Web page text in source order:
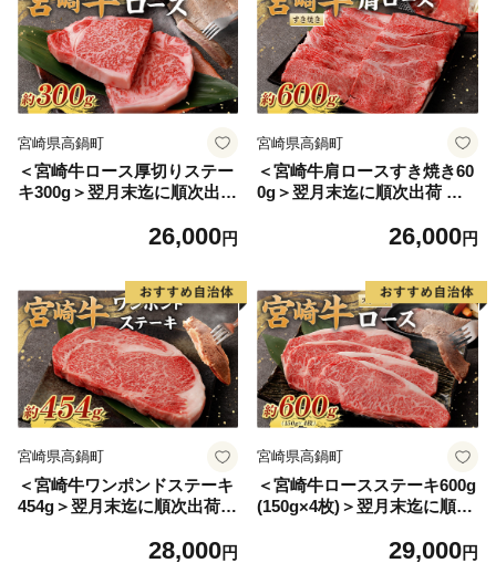
宮崎県高鍋町
＜宮崎牛ロース厚切りステー
キ300g＞翌月末迄に順次出荷
26,000円
宮崎県高鍋町
＜宮崎牛肩ロースすき焼き60
0g＞翌月末迄に順次出荷 黒
26,000円
宮崎県高鍋町
＜宮崎牛ワンポンドステーキ
454g＞翌月末迄に順次出荷
ドステーキ ステーキ 冷凍
28,000円
宮崎県高鍋町
＜宮崎牛ロースステーキ600g
(150g×4枚)＞翌月末迄に順次
29,000円